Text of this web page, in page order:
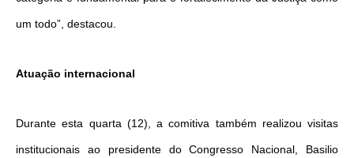
um todo”, destacou.
Atuação internacional
Durante esta quarta (12), a comitiva também realizou visitas
institucionais ao presidente do Congresso Nacional, Basilio